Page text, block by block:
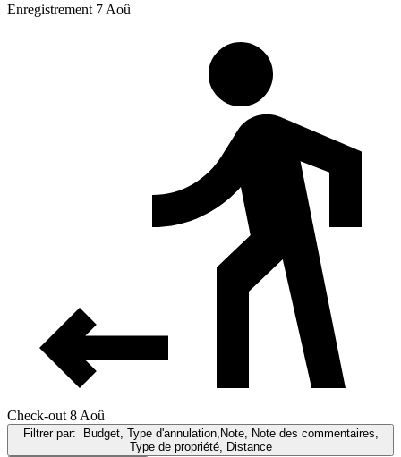
Enregistrement 7 Aoû
Check-out 8 Aoû
Filtrer par: Budget, Type d'annulation,Note, Note des commentaires,
Type de propriété, Distance